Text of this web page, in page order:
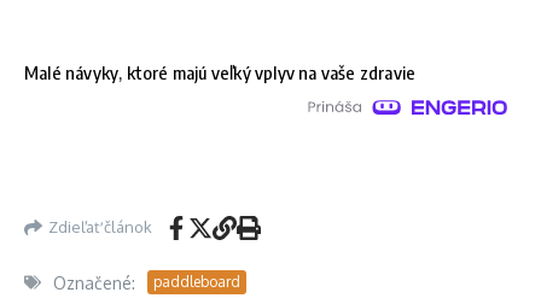
Malé návyky, ktoré majú veľký vplyv na vaše zdravie
Zdieľať článok
Označené: paddleboard